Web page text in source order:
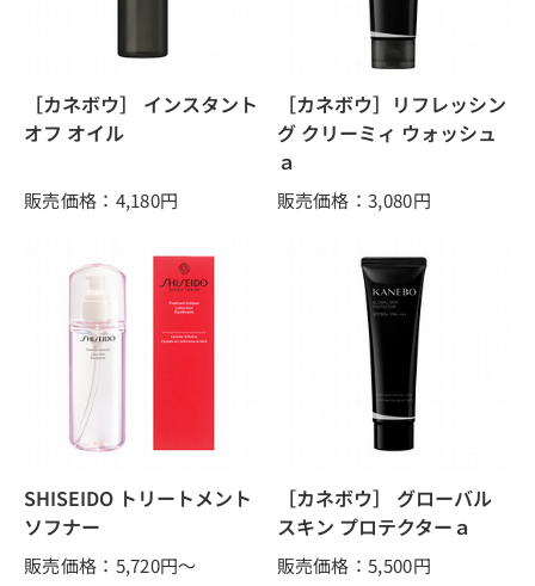
［カネボウ］ インスタント
オフ オイル
販売価格：4,180円
［カネボウ］リフレッシン
グ クリーミィ ウォッシュ
ａ
販売価格：3,080円
SHISEIDO トリートメント
ソフナー
販売価格：5,720円～
［カネボウ］ グローバル
スキン プロテクターａ
販売価格：5,500円